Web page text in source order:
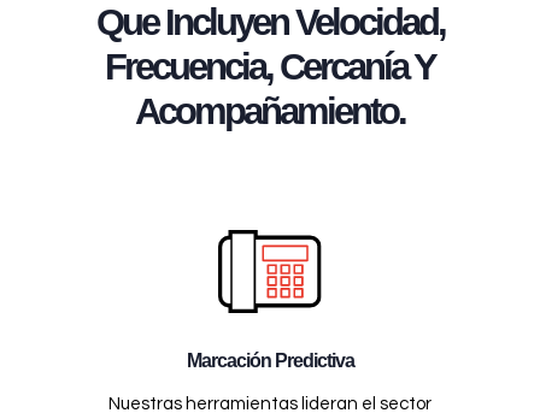
Que Incluyen Velocidad,
Frecuencia, Cercanía Y
Acompañamiento.
Marcación Predictiva
Nuestras herramientas lideran el sector